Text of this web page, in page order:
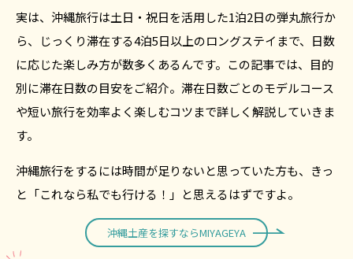
実は、沖縄旅行は土日・祝日を活用した1泊2日の弾丸旅行か
ら、じっくり滞在する4泊5日以上のロングステイまで、日数
に応じた楽しみ方が数多くあるんです。この記事では、目的
別に滞在日数の目安をご紹介。滞在日数ごとのモデルコース
や短い旅行を効率よく楽しむコツまで詳しく解説していきま
す。
沖縄旅行をするには時間が足りないと思っていた方も、きっ
と「これなら私でも行ける！」と思えるはずですよ。
沖縄土産を探すならMIYAGEYA